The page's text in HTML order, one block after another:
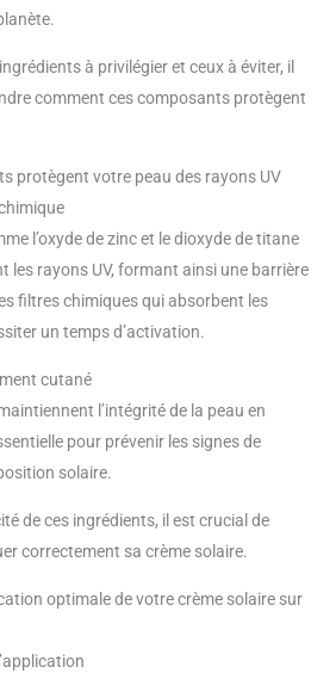
à privilégier et ceux à éviter, il
comment ces composants protègent
protègent votre peau des rayons UV
l’oxyde de zinc et le dioxyde de titane
les rayons UV, formant ainsi une barrière
filtres chimiques qui absorbent les
un temps d’activation.
cutané
l’intégrité de la peau en
pour prévenir les signes de
solaire.
de ces ingrédients, il est crucial de
correctement sa crème solaire.
optimale de votre crème solaire sur